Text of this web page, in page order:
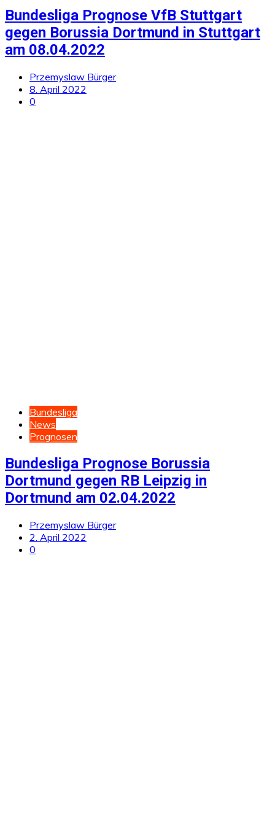
Bundesliga Prognose VfB Stuttgart
gegen Borussia Dortmund in Stuttgart
am 08.04.2022
Przemyslaw Bürger
8. April 2022
0
Bundesliga
News
Prognosen
Bundesliga Prognose Borussia
Dortmund gegen RB Leipzig in
Dortmund am 02.04.2022
Przemyslaw Bürger
2. April 2022
0